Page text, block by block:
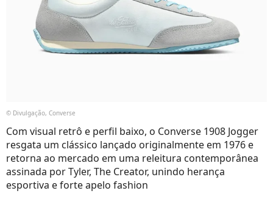
© Divulgação, Converse
Com visual retrô e perfil baixo, o Converse 1908 Jogger
resgata um clássico lançado originalmente em 1976 e
retorna ao mercado em uma releitura contemporânea
assinada por Tyler, The Creator, unindo herança
esportiva e forte apelo fashion